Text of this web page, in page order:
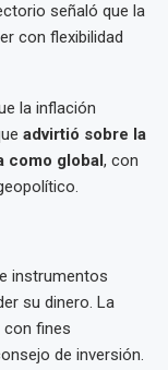
señaló que la
con flexibilidad
la inflación
advirtió sobre la
como global, con
instrumentos
su dinero. La
fines
de inversión.